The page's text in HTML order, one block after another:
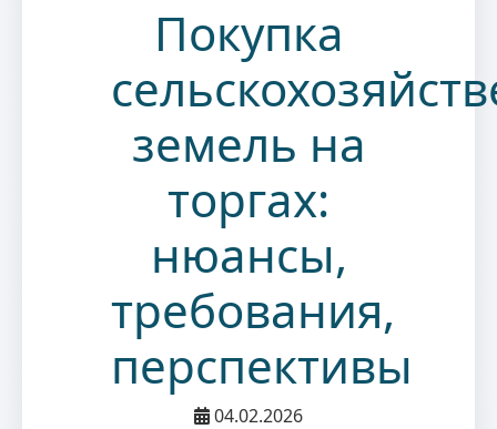
Покупка
земель на
торгах:
нюансы,
требования,
перспективы
04.02.2026